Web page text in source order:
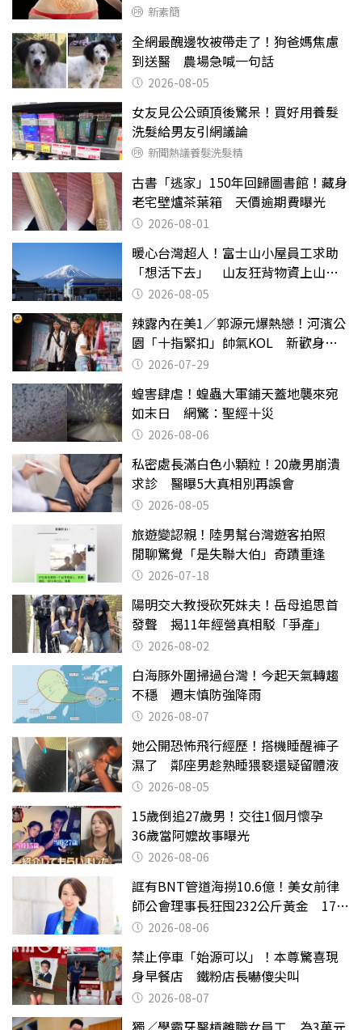
新素簡
全網最醜邊牧被帶走了！狗爸媽焦慮
到送醫 農場急喊一句話
2026-08-05
女友見公公頭頂後驚呆！買好用養髮
洗髮給男友引網議論
新聞熱議養髮洗髮精
古書「逃家」150年回歸圖書館！藏身
老宅壁爐茶葉箱 天價逾期費曝光
2026-08-01
暖心台灣超人！富士山小屋員工求助
「想活下去」 山友狂背物資上山：
台灣真的是寶島
2026-08-05
辣露內在美1／郭源元爆熱戀！河濱公
園「十指緊扣」帥氣KOL 新歡身份
曝光2026-07-29
蝗害肆虐！蝗蟲大軍鋪天蓋地襲來宛
如末日 網驚：聖經十災
2026-08-06
私密處長滿白色小顆粒！20歲男崩潰
求診 醫曝5大真相別再誤會
2026-08-05
旅遊變認親！陸男幫台灣遊客拍照
閒聊驚覺「是失聯大伯」奇蹟重逢
2026-07-18
陽明交大教授砍死妹夫！岳母追思首
發聲 揭11年經營真相駁「爭產」
2026-08-02
白海豚外圍掃過台灣！今起天氣轉趨
不穩 週末慎防強降雨
2026-08-07
她公開恐怖飛行經歷！搭機睡醒褲子
濕了 鄰座男趁熟睡猥褻還疑留體液
2026-08-05
15歲倒追27歲男！交往1個月懷孕
36歲當阿嬤故事曝光
2026-08-06
誆有BNT管道海撈10.6億！美女前律
師公會理事長狂囤232公斤黃金 17人
遭起訴
2026-08-06
禁止停車「始源可以」！本尊驚喜現
身早餐店 鐵粉店長嚇傻尖叫
2026-08-07